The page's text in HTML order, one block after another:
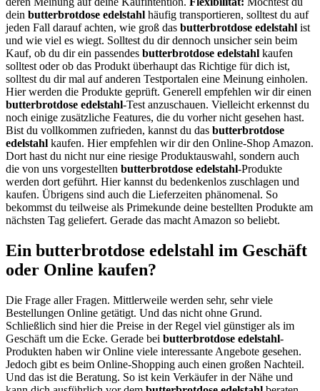
dein butterbrotdose edelstahl häufig transportieren, solltest du auf
jeden Fall darauf achten, wie groß das butterbrotdose edelstahl ist
und wie viel es wiegt. Solltest du dir dennoch unsicher sein beim
Kauf, ob du dir ein passendes butterbrotdose edelstahl kaufen
solltest oder ob das Produkt überhaupt das Richtige für dich ist,
solltest du dir mal auf anderen Testportalen eine Meinung einholen.
Hier werden die Produkte geprüft. Generell empfehlen wir dir einen
butterbrotdose edelstahl-Test anzuschauen. Vielleicht erkennst du
noch einige zusätzliche Features, die du vorher nicht gesehen hast.
Bist du vollkommen zufrieden, kannst du das butterbrotdose
edelstahl kaufen. Hier empfehlen wir dir den Online-Shop Amazon.
Dort hast du nicht nur eine riesige Produktauswahl, sondern auch
die von uns vorgestellten butterbrotdose edelstahl-Produkte
werden dort geführt. Hier kannst du bedenkenlos zuschlagen und
kaufen. Übrigens sind auch die Lieferzeiten phänomenal. So
bekommst du teilweise als Primekunde deine bestellten Produkte am
nächsten Tag geliefert. Gerade das macht Amazon so beliebt.
Ein butterbrotdose edelstahl im Geschäft
oder Online kaufen?
Die Frage aller Fragen. Mittlerweile werden sehr, sehr viele
Bestellungen Online getätigt. Und das nicht ohne Grund.
Schließlich sind hier die Preise in der Regel viel günstiger als im
Geschäft um die Ecke. Gerade bei butterbrotdose edelstahl-
Produkten haben wir Online viele interessante Angebote gesehen.
Jedoch gibt es beim Online-Shopping auch einen großen Nachteil.
Und das ist die Beratung. So ist kein Verkäufer in der Nähe und